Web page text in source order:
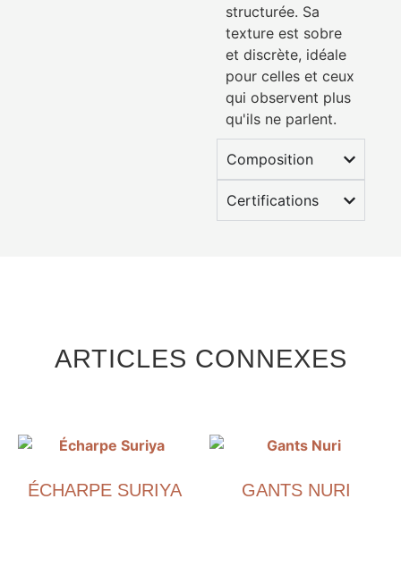
structurée. Sa
texture est sobre
et discrète, idéale
pour celles et ceux
qui observent plus
qu'ils ne parlent.
Composition
Certifications
ARTICLES CONNEXES
ÉCHARPE SURIYA GANTS NURI